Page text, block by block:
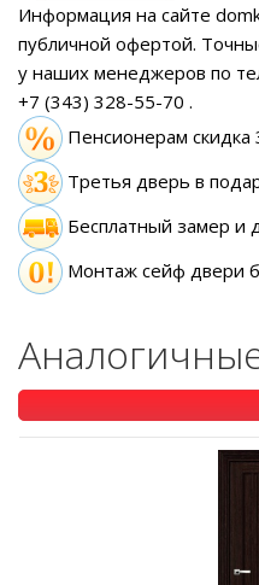
Информация на сайте
публичной офертой.
у наших менеджеров по
+7 (343) 328-55-70 .
Пенсионерам скидка
Третья дверь в
Бесплатный замер и
Монтаж сейф двери